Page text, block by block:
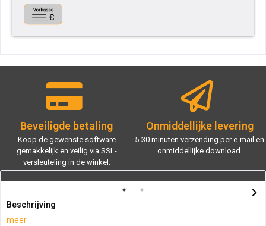
Beveiligde betaling
Koop de gewenste software
gemakkelijk en veilig via SSL-
versleuteling in de winkel.
Onmiddellijke levering
5-30 minuten verzending per e-mail en
onmiddellijke download.
Beschrijving
meer